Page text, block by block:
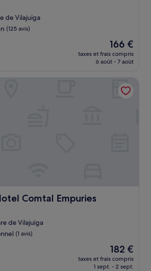
de Vilajuïga
(125 avis)
Le
nouveau
prix
de
166 €
166 €
taxes et frais compris
6 août - 7 août
Comtal Empuries
Comtal Empuries
de Vilajuïga
(1 avis)
Le
nouveau
prix
182 €
taxes et frais compris
1 sept. - 2 sept.